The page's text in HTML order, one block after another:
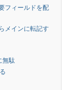
フィールドを配
メインに転記す
無駄